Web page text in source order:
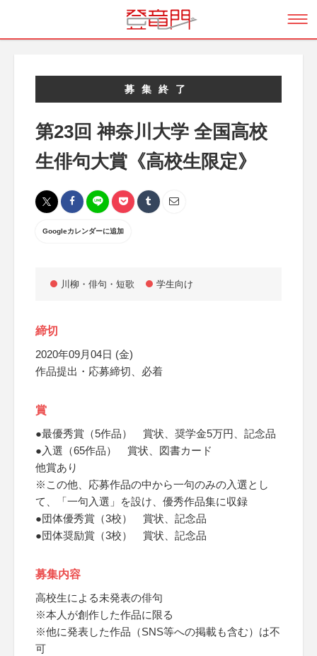
募集終了
第23回 神奈川大学 全国高校
生俳句大賞《高校生限定》
Googleカレンダーに追加
川柳・俳句・短歌 学生向け
締切
2020年09月04日 (金)
作品提出・応募締切、必着
賞
●最優秀賞（5作品） 賞状、奨学金5万円、記念品
●入選（65作品） 賞状、図書カード
他賞あり
※この他、応募作品の中から一句のみの入選とし
て、「一句入選」を設け、優秀作品集に収録
●団体優秀賞（3校） 賞状、記念品
●団体奨励賞（3校） 賞状、記念品
募集内容
高校生による未発表の俳句
※本人が創作した作品に限る
※他に発表した作品（SNS等への掲載も含む）は不
可